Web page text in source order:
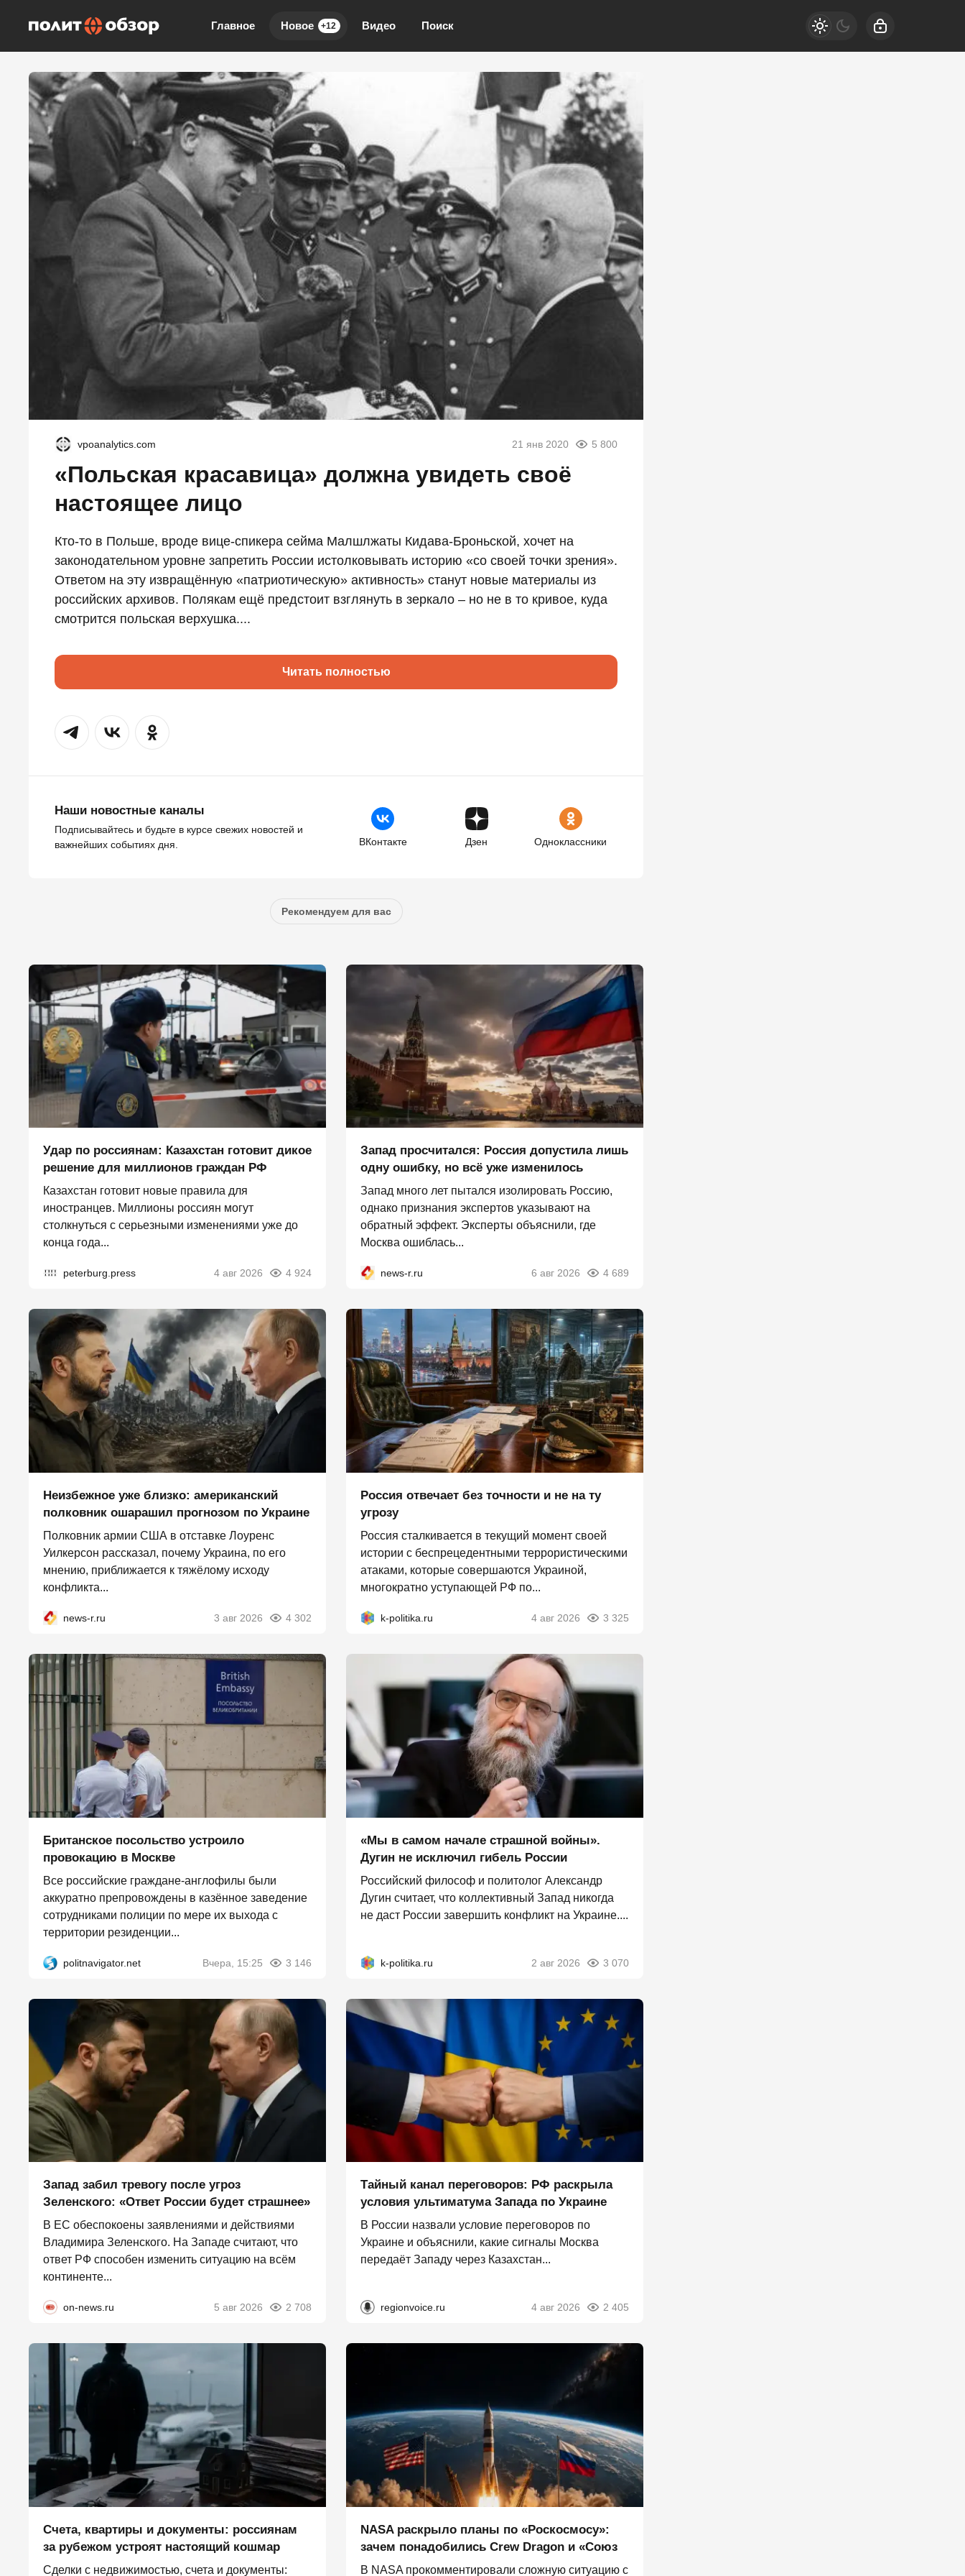
Главное Новое +12 Видео Поиск
vpoanalytics.com 21 янв 2020 5 800
«Польская красавица» должна увидеть своё
настоящее лицо
Кто-то в Польше, вроде вице-спикера сейма Малшлжаты Кидава-Броньской, хочет на
законодательном уровне запретить России истолковывать историю «со своей точки зрения».
Ответом на эту извращённую «патриотическую» активность» станут новые материалы из
российских архивов. Полякам ещё предстоит взглянуть в зеркало – но не в то кривое, куда
смотрится польская верхушка....
Читать полностью
Наши новостные каналы
Подписывайтесь и будьте в курсе свежих новостей и
важнейших событиях дня.
ВКонтакте Дзен Одноклассники
Рекомендуем для вас
Удар по россиянам: Казахстан готовит дикое
решение для миллионов граждан РФ
Казахстан готовит новые правила для
иностранцев. Миллионы россиян могут
столкнуться с серьезными изменениями уже до
конца года...
peterburg.press 4 авг 2026 4 924
Запад просчитался: Россия допустила лишь
одну ошибку, но всё уже изменилось
Запад много лет пытался изолировать Россию,
однако признания экспертов указывают на
обратный эффект. Эксперты объяснили, где
Москва ошиблась...
news-r.ru 6 авг 2026 4 689
Неизбежное уже близко: американский
полковник ошарашил прогнозом по Украине
Полковник армии США в отставке Лоуренс
Уилкерсон рассказал, почему Украина, по его
мнению, приближается к тяжёлому исходу
конфликта...
news-r.ru 3 авг 2026 4 302
Россия отвечает без точности и не на ту
угрозу
Россия сталкивается в текущий момент своей
истории с беспрецедентными террористическими
атаками, которые совершаются Украиной,
многократно уступающей РФ по...
k-politika.ru 4 авг 2026 3 325
Британское посольство устроило
провокацию в Москве
Все российские граждане-англофилы были
аккуратно препровождены в казённое заведение
сотрудниками полиции по мере их выхода с
территории резиденции...
politnavigator.net Вчера, 15:25 3 146
«Мы в самом начале страшной войны».
Дугин не исключил гибель России
Российский философ и политолог Александр
Дугин считает, что коллективный Запад никогда
не даст России завершить конфликт на Украине....
k-politika.ru 2 авг 2026 3 070
Запад забил тревогу после угроз
Зеленского: «Ответ России будет страшнее»
В ЕС обеспокоены заявлениями и действиями
Владимира Зеленского. На Западе считают, что
ответ РФ способен изменить ситуацию на всём
континенте...
on-news.ru 5 авг 2026 2 708
Тайный канал переговоров: РФ раскрыла
условия ультиматума Запада по Украине
В России назвали условие переговоров по
Украине и объяснили, какие сигналы Москва
передаёт Западу через Казахстан...
regionvoice.ru 4 авг 2026 2 405
Счета, квартиры и документы: россиянам
за рубежом устроят настоящий кошмар
Сделки с недвижимостью, счета и документы:
NASA раскрыло планы по «Роскосмосу»:
зачем понадобились Crew Dragon и «Союз
В NASA прокомментировали сложную ситуацию с